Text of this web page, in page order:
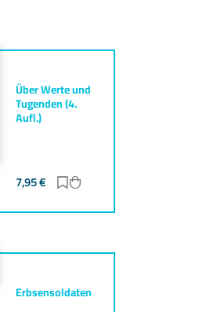
Über Werte und
Tugenden (4.
Aufl.)
7,95€ Zur Merkliste
Erbsensoldaten